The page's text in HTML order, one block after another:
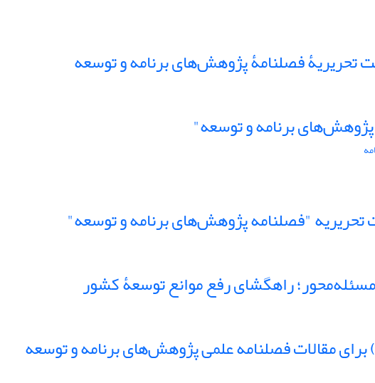
فصلنامۀ پژوهش‌های برنامه و توسعه
پژوهش‌های برنامه و توسعه"
"فصلنامه پژوهش‌های برنامه و توسعه"
راهگشای رفع موانع توسعۀ کشور